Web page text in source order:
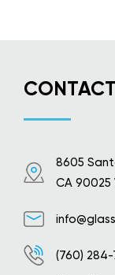
8605
CA
(760)